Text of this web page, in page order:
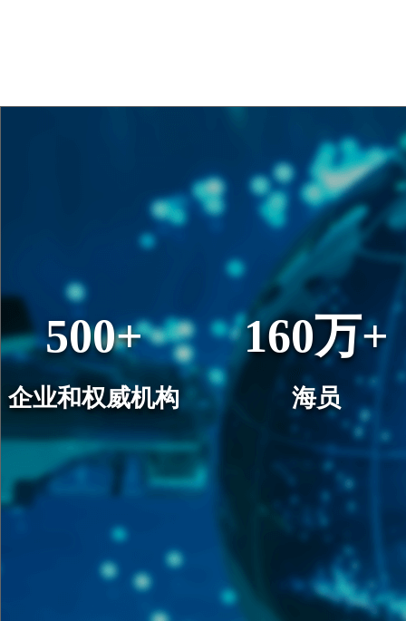
500+
企业和权威机构
160万+
海员